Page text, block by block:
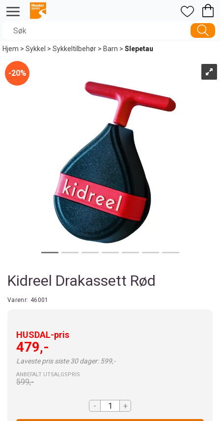
Hjem>Sykkel >Sykkeltilbehør>Barn>Slepetau
20%
Kidreel Drakassett Rød
Varenr: 46001
HUSDAL-pris
479,-
Laveste pris siste 30 dager: 599,-
ANBEFALT UTSALGSPRIS
599,-
- +